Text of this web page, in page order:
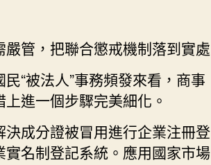
嚴管，把聯合懲戒機制落到實處
“被法人”事務頻發來看，商事
進一個步驟完美細化。
成分證被冒用進行企業注冊登
名制登記系統。應用國家市場